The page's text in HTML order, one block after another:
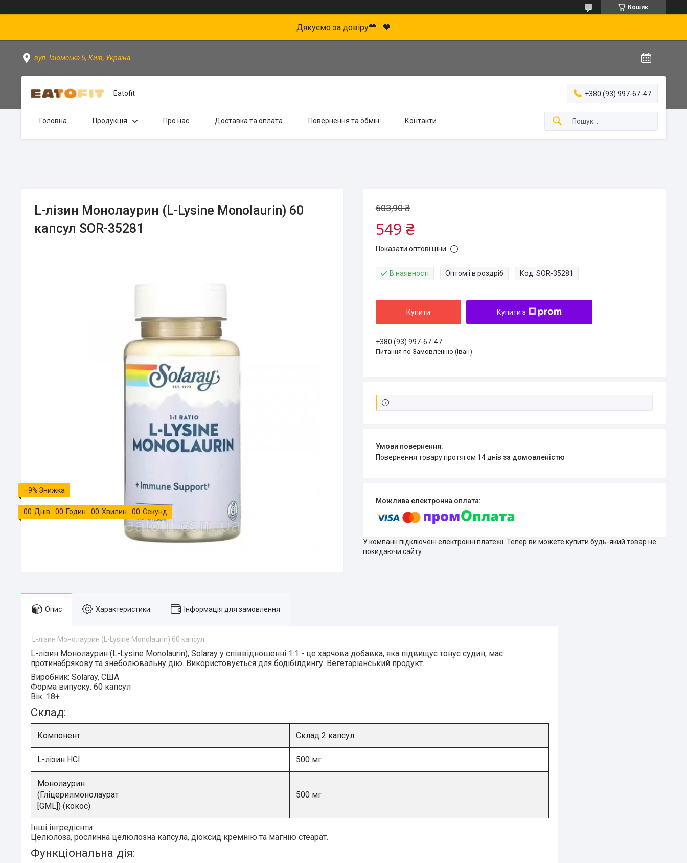
Кошик
Дякуємо за довіру💛 💙
вул. Ізюмська 5, Київ, Україна
Eatofit +380 (93) 997-67-47
Головна Продукція Про нас Доставка та оплата Повернення та обмін Контакти
L-лізин Монолаурин (L-Lysine Monolaurin) 60
капсул SOR-35281
–9%
00 Днів 00 Годин 00 Хвилин 00 Секунд
603,90 ₴
549 ₴
Показати оптові ціни
В наявності Оптом і в роздріб Код: SOR-35281
Купити Купити з
+380 (93) 997-67-47
Питання по Замовленню (Іван)
повернення товару протягом 14 днів за домовленістю
У компанії підключені електронні платежі. Тепер ви можете купити будь-який товар не
покидаючи сайту.
Опис Характеристики Інформація для замовлення
L-лізин Монолаурин (L-Lysine Monolaurin) 60 капсул
L-лізин Монолаурин (L-Lysine Monolaurin), Solaray у співвідношенні 1:1 - це харчова добавка, яка підвищує тонус судин, має
протинабрякову та знеболювальну дію. Використовується для бодібілдингу. Вегетаріанський продукт.
Виробник: Solaray, США
Форма випуску: 60 капсул
Вік: 18+
Склад:
Компонент Склад 2 капсул
L-лізин HCI 500 мг
Монолаурин
(Гліцерилмонолаурат
[GML]) (кокос)
500 мг
Інші інгредієнти:
Целюлоза, рослинна целюлозна капсула, діоксид кремнію та магнію стеарат.
Функціональна дія: